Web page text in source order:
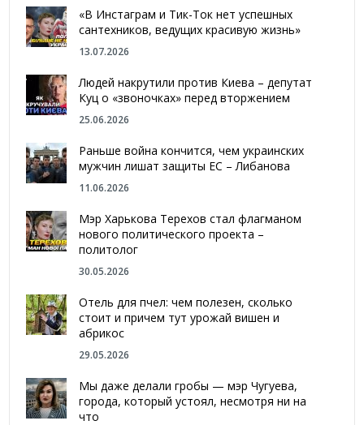
«В Инстаграм и Тик-Ток нет успешных
сантехников, ведущих красивую жизнь»
13.07.2026
Людей накрутили против Киева – депутат
Куц о «звоночках» перед вторжением
25.06.2026
Раньше война кончится, чем украинских
мужчин лишат защиты ЕС – Либанова
11.06.2026
Мэр Харькова Терехов стал флагманом
нового политического проекта –
политолог
30.05.2026
Отель для пчел: чем полезен, сколько
стоит и причем тут урожай вишен и
абрикос
29.05.2026
Мы даже делали гробы — мэр Чугуева,
города, который устоял, несмотря ни на
что